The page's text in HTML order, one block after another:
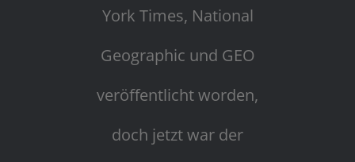
York Times, National
Geographic und GEO
veröffentlicht worden,
doch jetzt war der